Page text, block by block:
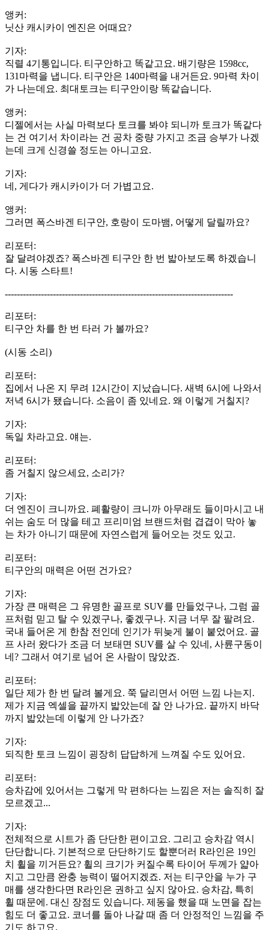
앵커:
닛산 캐시카이 엔진은 어때요?
기자:
직렬 4기통입니다. 티구안하고 똑같고요. 배기량은 1598cc,
131마력을 냅니다. 티구안은 140마력을 내거든요. 9마력 차이
가 나는데요. 최대토크는 티구안이랑 똑같습니다.
앵커:
디젤에서는 사실 마력보다 토크를 봐야 되니까 토크가 똑같다
는 건 여기서 차이라는 건 공차 중량 가지고 조금 승부가 나겠
는데 크게 신경쓸 정도는 아니고요.
기자:
네, 게다가 캐시카이가 더 가볍고요.
앵커:
그러면 폭스바겐 티구안, 호랑이 도마뱀, 어떻게 달릴까요?
리포터:
잘 달려야겠죠? 폭스바겐 티구안 한 번 밟아보도록 하겠습니
다. 시동 스타트!
----------------------------------------------------------------------------
리포터:
티구안 차를 한 번 타러 가 볼까요?
(시동 소리)
리포터:
집에서 나온 지 무려 12시간이 지났습니다. 새벽 6시에 나와서
저녁 6시가 됐습니다. 소음이 좀 있네요. 왜 이렇게 거칠지?
기자:
독일 차라고요. 얘는.
리포터:
좀 거칠지 않으세요, 소리가?
기자:
더 엔진이 크니까요. 폐활량이 크니까 아무래도 들이마시고 내
쉬는 숨도 더 많을 테고 프리미엄 브랜드처럼 겹겹이 막아 놓
는 차가 아니기 때문에 자연스럽게 들어오는 것도 있고.
리포터:
티구안의 매력은 어떤 건가요?
기자:
가장 큰 매력은 그 유명한 골프로 SUV를 만들었구나, 그럼 골
프처럼 믿고 탈 수 있겠구나, 좋겠구나. 지금 너무 잘 팔려요.
국내 들어온 게 한참 전인데 인기가 뒤늦게 불이 붙었어요. 골
프 사러 왔다가 조금 더 보태면 SUV를 살 수 있네, 사륜구동이
네? 그래서 여기로 넘어 온 사람이 많았죠.
리포터:
일단 제가 한 번 달려 볼게요. 쭉 달리면서 어떤 느낌 나는지.
제가 지금 엑셀을 끝까지 밟았는데 잘 안 나가요. 끝까지 바닥
까지 밟았는데 이렇게 안 나가죠?
기자:
되직한 토크 느낌이 굉장히 답답하게 느껴질 수도 있어요.
리포터:
승차감에 있어서는 그렇게 막 편하다는 느낌은 저는 솔직히 잘
모르겠고...
기자:
전체적으로 시트가 좀 단단한 편이고요. 그리고 승차감 역시
단단합니다. 기본적으로 단단하기도 할뿐더러 R라인은 19인
치 휠을 끼거든요? 휠의 크기가 커질수록 타이어 두께가 얇아
지고 그만큼 완충 능력이 떨어지겠죠. 저는 티구안을 누가 구
매를 생각한다면 R라인은 권하고 싶지 않아요. 승차감, 특히
휠 때문에. 대신 장점도 있습니다. 제동을 했을 때 노면을 잡는
힘도 더 좋고요. 코너를 돌아 나갈 때 좀 더 안정적인 느낌을 주
기도 하고요.